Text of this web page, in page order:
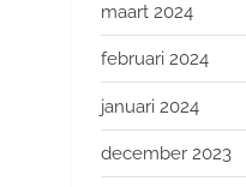
maart 2024
februari 2024
januari 2024
december 2023